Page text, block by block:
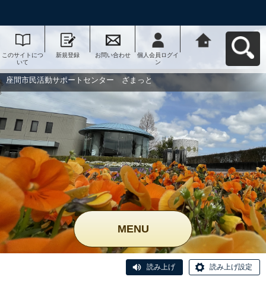
このサイトにつ
いて
新規登録 お問い合わせ
個人会員ログイ
ン
ー ざまっとへ
座間市民活動サポートセンター ざまっと
MENU
読み上げ 読み上げ設定